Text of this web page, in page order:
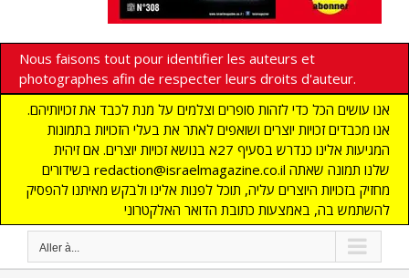
Nous faisons tout pour identifier les auteurs et
photographes afin de respecter leurs droits d'auteur.
אנו עושים הכל כדי לזהות סופרים וצלמים על מנת לכבד את זכויותיהם.
אנו מכבדים זכויות יוצרים ושואפים לאתר את בעלי הזכויות בתמונות
המגיעות אלינו כנדרש בסעיף 27א בנושא זכויות יוצרים. אם זיהית
בשידורים redaction@israelmagazine.co.il שלנו תמונה שאתה
מחזיק בזכויות היוצרים עליה, תוכל לפנות אלינו ולבקש מאיתנו להפסיק
להשתמש בה, באמצעות כתובת הדואר האלקטרוני
Aller à...